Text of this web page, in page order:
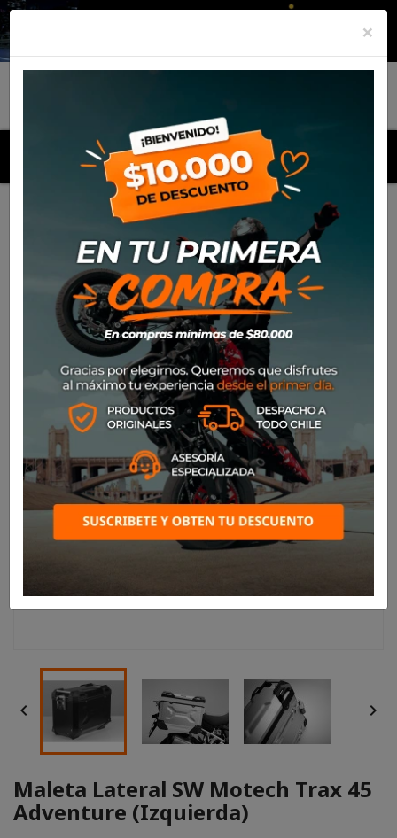
MENU
Productos
Maleta Lateral SW Motech Trax 45
Adventure (Izquierda)
 
Maleta Lateral SW Motech Trax 45
Adventure (Izquierda)
×